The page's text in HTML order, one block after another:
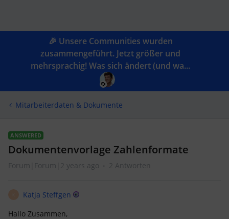
🎉 Unsere Communities wurden
zusammengeführt. Jetzt größer und
mehrsprachig! Was sich ändert (und wa...
Mitarbeiterdaten & Dokumente
ANSWERED
Dokumentenvorlage Zahlenformate
Forum|Forum|2 years ago 2 Antworten
Katja Steffgen
Hallo Zusammen,